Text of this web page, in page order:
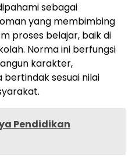
sebagai
yang membimbing
proses belajar, baik di
Norma ini berfungsi
karakter,
sesuai nilai
Pendidikan